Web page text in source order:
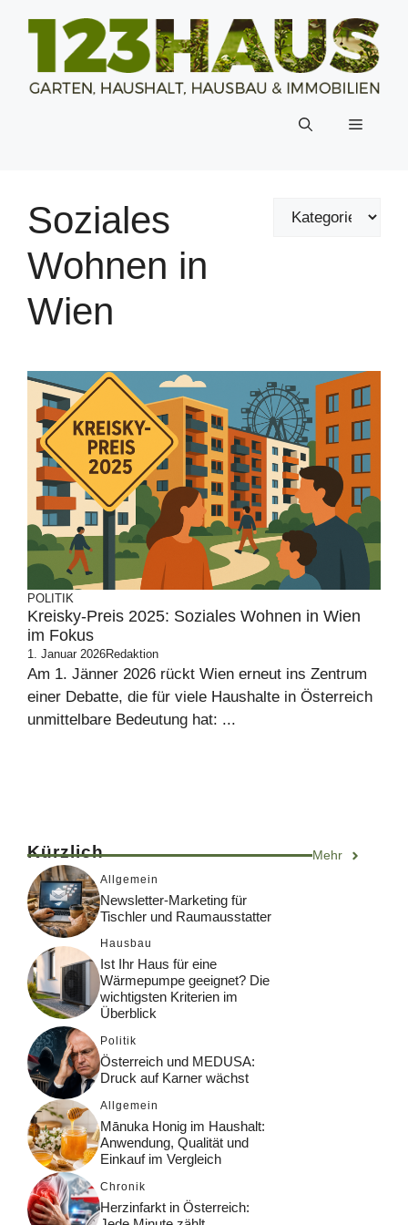
Inhalt
Menü
Soziales
Wohnen in
Wien
POLITIK
Kreisky-Preis 2025: Soziales Wohnen in Wien
im Fokus
1. Januar 2026Redaktion
Am 1. Jänner 2026 rückt Wien erneut ins Zentrum
einer Debatte, die für viele Haushalte in Österreich
unmittelbare Bedeutung hat: ...
Kürzlich Mehr
Allgemein
Newsletter-Marketing für
Tischler und Raumausstatter
Hausbau
Ist Ihr Haus für eine
Wärmepumpe geeignet? Die
wichtigsten Kriterien im
Überblick
Politik
Österreich und MEDUSA:
Druck auf Karner wächst
Allgemein
Mānuka Honig im Haushalt:
Anwendung, Qualität und
Einkauf im Vergleich
Chronik
Herzinfarkt in Österreich: